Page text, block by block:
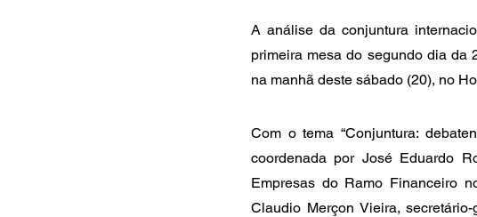
A análise da conjuntura
primeira mesa do segundo dia da
na manhã deste sábado (20), no
Com o tema “Conjuntura:
coordenada por José Eduardo
Empresas do Ramo Financeiro
Claudio Merçon Vieira,